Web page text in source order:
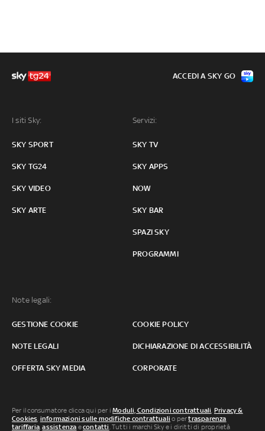
I siti Sky:
SKY SPORT
SKY TG24
SKY VIDEO
SKY ARTE
Servizi:
SKY TV
SKY APPS
NOW
SKY BAR
SPAZI SKY
PROGRAMMI
Note legali:
GESTIONE COOKIE COOKIE POLICY
NOTE LEGALI DICHIARAZIONE DI ACCESSIBILITÀ
OFFERTA SKY MEDIA CORPORATE
ACCEDI A SKY GO
Per il consumatore clicca qui per iModuli, Condizioni contrattuali, Privacy &
Cookies, informazioni sulle modifiche contrattuali o pertrasparenza
tariffaria,assistenza econtatti. Tutti i marchi Sky e i diritti di proprietà